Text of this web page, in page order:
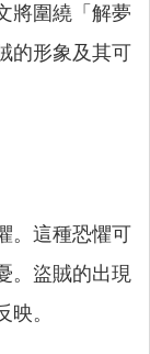
將圍繞「解夢
的形象及其可
。這種恐懼可
。盜賊的出現
。